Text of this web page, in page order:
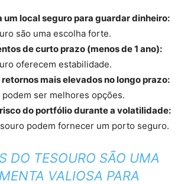
um local seguro para guardar dinheiro:
são uma escolha forte.
de curto prazo (menos de 1 ano):
oferecem estabilidade.
mais elevados no longo prazo:
podem ser melhores opções.
do portfólio durante a volatilidade:
podem fornecer um porto seguro.
DO TESOURO SÃO UMA
VALIOSA PARA